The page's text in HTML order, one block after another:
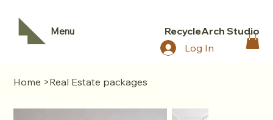
Menu
Log In
RecycleArch Studio
Home >Real Estate packages